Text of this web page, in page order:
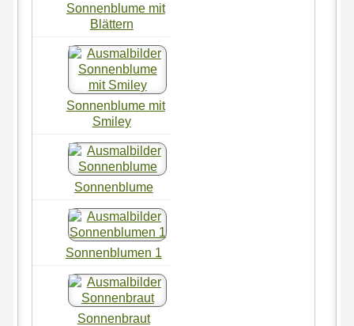
Sonnenblume mit
Blättern
Sonnenblume mit
Smiley
Sonnenblume
Sonnenblumen 1
Sonnenbraut